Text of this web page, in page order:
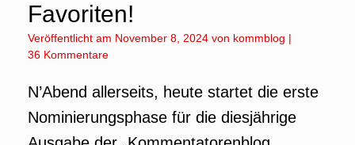
Favoriten!
Veröffentlicht am November 8, 2024 von kommblog |
36 Kommentare
N’Abend allerseits, heute startet die erste
Nominierungsphase für die diesjährige